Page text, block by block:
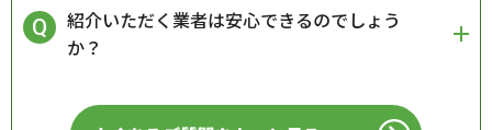
紹介いただく業者は安心できるのでしょう
か？